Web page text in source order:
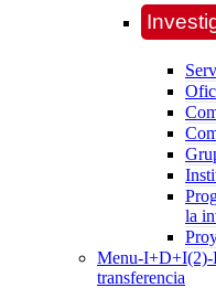
la
Menu-I+D+I(2)-
transferencia